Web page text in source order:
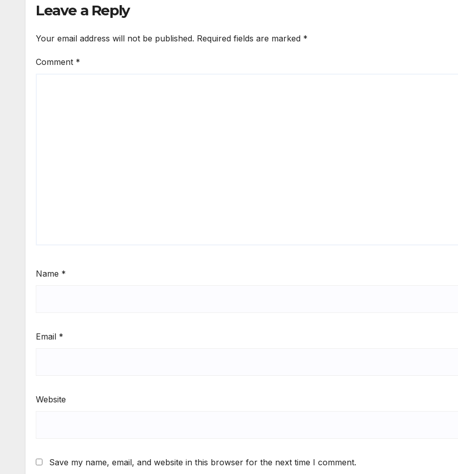
Leave a Reply
Your email address will not be published. Required fields are marked *
Comment *
Name *
Email *
Website
Save my name, email, and website in this browser for the next time I comment.